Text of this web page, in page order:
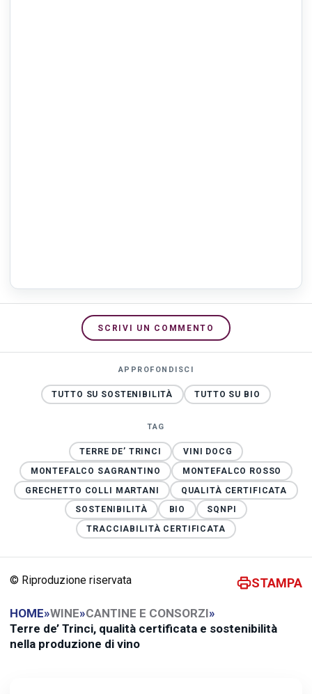
SCRIVI UN COMMENTO
APPROFONDISCI
TUTTO SU SOSTENIBILITÀ TUTTO SU BIO
TAG
TERRE DE’ TRINCI
VINI DOCG
MONTEFALCO SAGRANTINO
MONTEFALCO ROSSO
GRECHETTO COLLI MARTANI
QUALITÀ CERTIFICATA
SOSTENIBILITÀ
BIO
SQNPI
TRACCIABILITÀ CERTIFICATA
© Riproduzione riservata STAMPA
HOME»WINE»CANTINE E CONSORZI»
Terre de’ Trinci, qualità certificata e sostenibilità
nella produzione di vino